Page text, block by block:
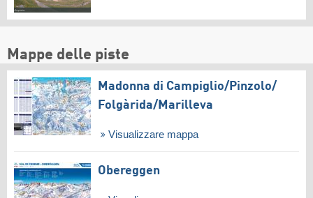
Mappe delle piste
Madonna di Campiglio/​Pinzolo/​
Folgàrida/​Marilleva
Visualizzare mappa
Obereggen